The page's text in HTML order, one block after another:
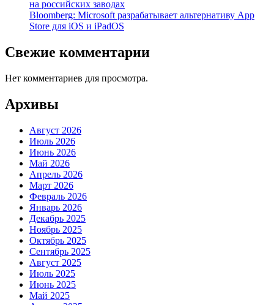
на российских заводах
Bloomberg: Microsoft разрабатывает альтернативу App
Store для iOS и iPadOS
Свежие комментарии
Нет комментариев для просмотра.
Архивы
Август 2026
Июль 2026
Июнь 2026
Май 2026
Апрель 2026
Март 2026
Февраль 2026
Январь 2026
Декабрь 2025
Ноябрь 2025
Октябрь 2025
Сентябрь 2025
Август 2025
Июль 2025
Июнь 2025
Май 2025